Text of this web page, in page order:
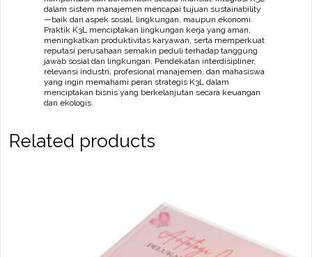
dalam sistem manajemen mencapai tujuan sustainability
—baik dari aspek sosial, lingkungan, maupun ekonomi.
Praktik K3L menciptakan lingkungan kerja yang aman,
meningkatkan produktivitas karyawan, serta memperkuat
reputasi perusahaan semakin peduli terhadap tanggung
jawab sosial dan lingkungan. Pendekatan interdisipliner,
relevansi industri, profesional manajemen, dan mahasiswa
yang ingin memahami peran strategis K3L dalam
menciptakan bisnis yang berkelanjutan secara keuangan
dan ekologis.
Related products